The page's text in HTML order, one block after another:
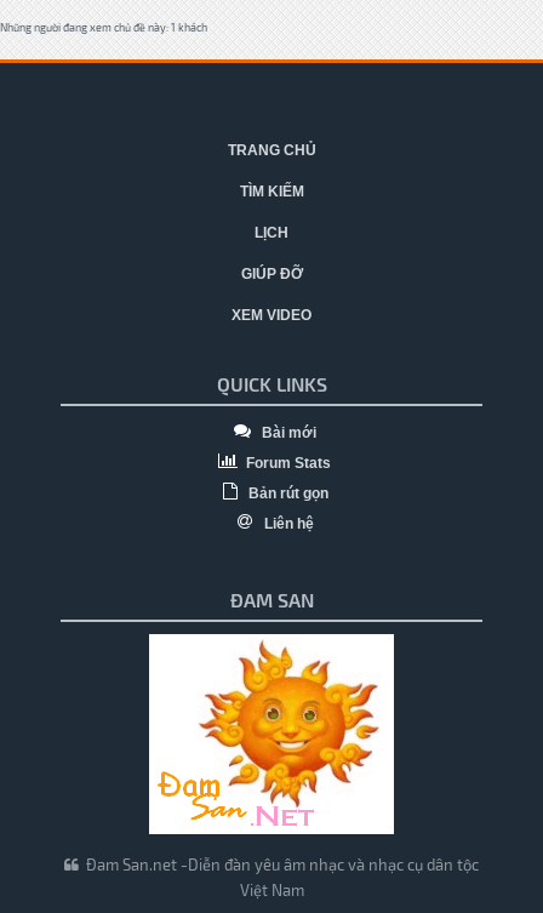
Những người đang xem chủ đề này: 1 khách
TRANG CHỦ
TÌM KIẾM
LỊCH
GIÚP ĐỠ
XEM VIDEO
QUICK LINKS
Bài mới
Forum Stats
Bản rút gọn
Liên hệ
ĐAM SAN
Đam San.net -Diễn đàn yêu âm nhạc và nhạc cụ dân tộc
Việt Nam